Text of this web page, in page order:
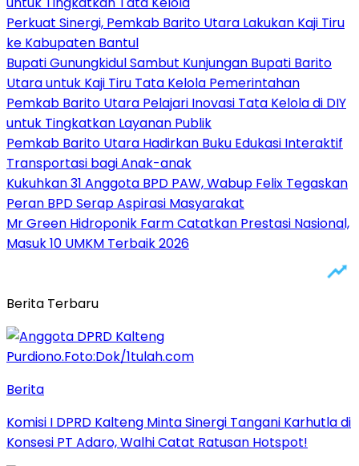
Perkuat Sinergi, Pemkab Barito Utara Lakukan Kaji Tiru
ke Kabupaten Bantul
Bupati Gunungkidul Sambut Kunjungan Bupati Barito
Utara untuk Kaji Tiru Tata Kelola Pemerintahan
Pemkab Barito Utara Pelajari Inovasi Tata Kelola di DIY
untuk Tingkatkan Layanan Publik
Pemkab Barito Utara Hadirkan Buku Edukasi Interaktif
Transportasi bagi Anak-anak
Kukuhkan 31 Anggota BPD PAW, Wabup Felix Tegaskan
Peran BPD Serap Aspirasi Masyarakat
Mr Green Hidroponik Farm Catatkan Prestasi Nasional,
Masuk 10 UMKM Terbaik 2026
Berita Terbaru
Berita
Komisi I DPRD Kalteng Minta Sinergi Tangani Karhutla di
Konsesi PT Adaro, Walhi Catat Ratusan Hotspot!